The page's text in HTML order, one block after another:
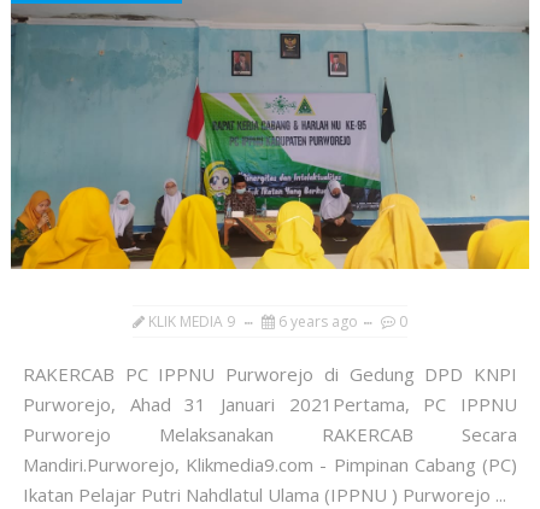
KLIK MEDIA 9 6 years ago 0
RAKERCAB PC IPPNU Purworejo di Gedung DPD KNPI
Purworejo, Ahad 31 Januari 2021Pertama, PC IPPNU
Purworejo Melaksanakan RAKERCAB Secara
Mandiri.Purworejo, Klikmedia9.com - Pimpinan Cabang (PC)
Ikatan Pelajar Putri Nahdlatul Ulama (IPPNU ) Purworejo ...